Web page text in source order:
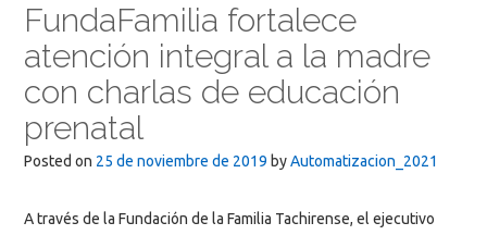
FundaFamilia fortalece
atención integral a la madre
con charlas de educación
prenatal
Posted on 25 de noviembre de 2019 byAutomatizacion_2021
A través de la Fundación de la Familia Tachirense, el ejecutivo